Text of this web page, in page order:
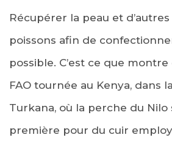
Récupérer la peau et
poissons afin de
possible. C’est ce que
FAO tournée au Kenya, dans
Turkana, où la perche du
première pour du cuir